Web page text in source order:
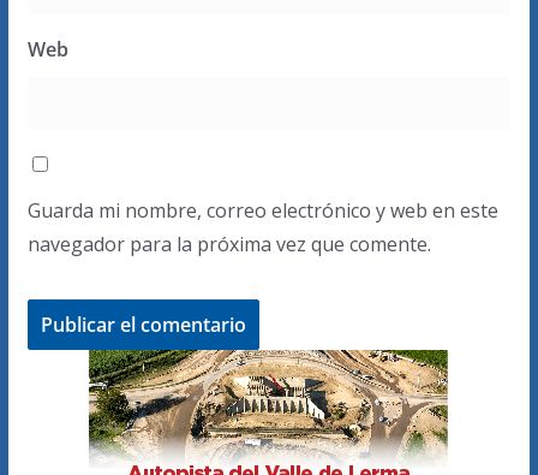
Web
Guarda mi nombre, correo electrónico y web en este
navegador para la próxima vez que comente.